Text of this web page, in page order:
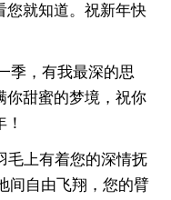
您就知道。祝新年快
季，有我最深的思
你甜蜜的梦境，祝你
毛上有着您的深情抚
间自由飞翔，您的臂